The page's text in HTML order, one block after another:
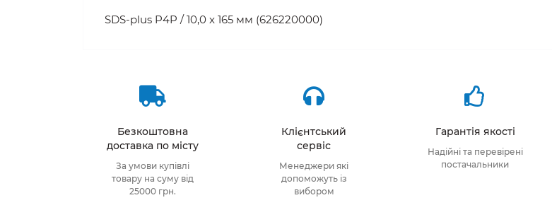
SDS-plus P4P / 10,0 x 165 мм (626220000)
Безкоштовна
доставка по місту
За умови купівлі
товару на суму від
25000 грн.
Клієнтський
сервіс
Менеджери які
допоможуть із
вибором
Гарантія якості
Надійні та перевірені
постачальники